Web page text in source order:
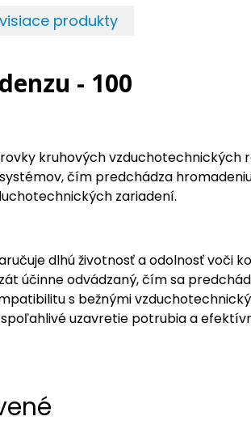
produkty
- 100
kruhových vzduchotechnických
čím predchádza
zariadení.
dlhú životnosť a odolnosť voči
účinne odvádzaný, čím sa
s bežnými
uzavretie potrubia a